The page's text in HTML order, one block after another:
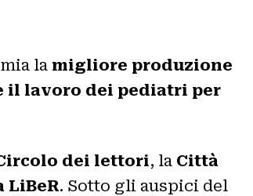
la migliore produzione
il lavoro dei pediatri per
dei lettori, la Città
LiBeR. Sotto gli auspici del